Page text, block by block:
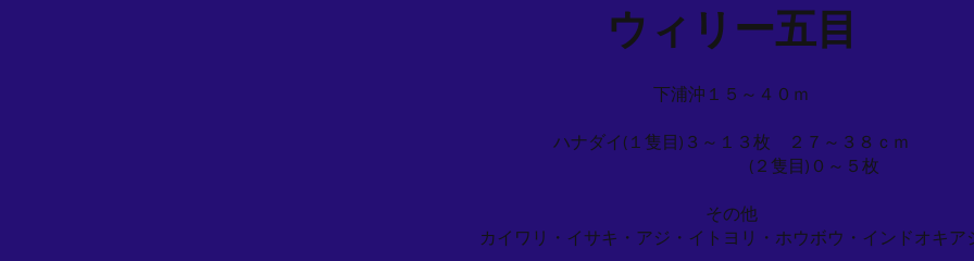
ウィリー五目
下浦沖１５～４０ｍ
ハナダイ(１隻目)３～１３枚 ２７～３８ｃｍ
(２隻目)０～５枚
その他
カイワリ・イサキ・アジ・イトヨリ・ホウボウ・インドオキア